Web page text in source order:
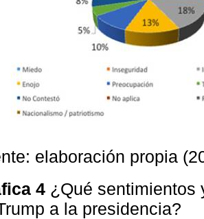
elaboración propia
4 ¿Qué sentimientos
a la presidencia?